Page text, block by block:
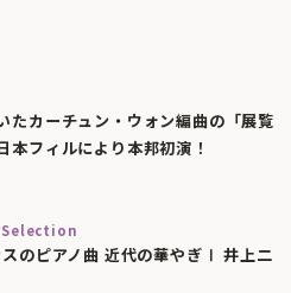
たカーチュン・ウォン編曲の「展覧
本フィルにより本邦初演！
Selection
スのピアノ曲 近代の華やぎⅠ 井上二